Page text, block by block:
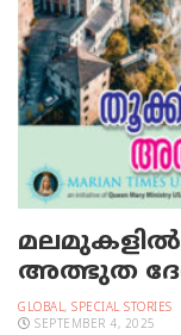
അത്ഭുത
GLOBAL, SPECIAL STORIES
SEPTEMBER 4, 2025